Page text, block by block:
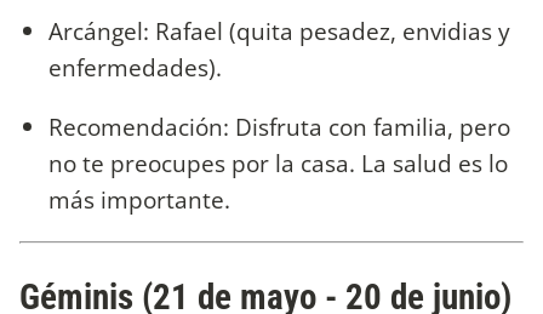
Arcángel: Rafael (quita pesadez, envidias y
enfermedades).
Recomendación: Disfruta con familia, pero
no te preocupes por la casa. La salud es lo
más importante.
Géminis (21 de mayo - 20 de junio)